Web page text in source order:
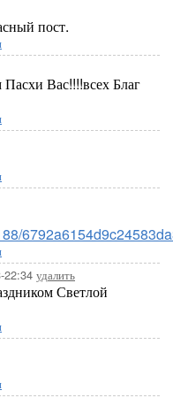
пост.
Вас!!!!всех Благ
22:34 удалить
Светлой